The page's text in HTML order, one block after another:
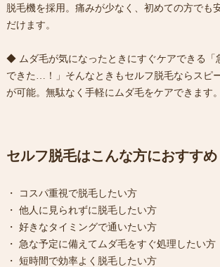
脱毛機を採用。痛みが少なく、初めての方でも
だけます。
◆ ムダ毛が気になったときにすぐケアできる「
できた…！」そんなときもセルフ脱毛ならスピ
が可能。無駄なく手軽にムダ毛をケアできます。
セルフ脱毛はこんな方におすすめ
・ コスパ重視で脱毛したい方
・ 他人に見られずに脱毛したい方
・ 好きなタイミングで通いたい方
・ 急な予定に備えてムダ毛をすぐ処理したい方
・ 短時間で効率よく脱毛したい方